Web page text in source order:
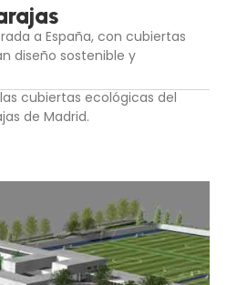
a España, con cubiertas
diseño sostenible y
cubiertas ecológicas del
de Madrid.